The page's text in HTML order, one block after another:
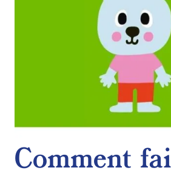
Comment